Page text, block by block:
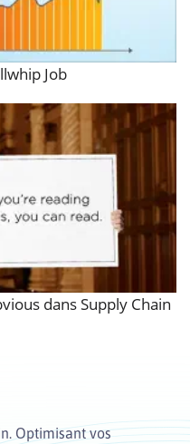
Job
dans Supply Chain
Optimisant vos